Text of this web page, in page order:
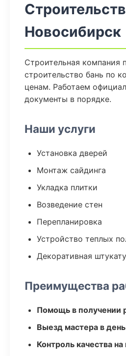
Новосибирск
Строительная компания
строительство бань по
ценам. Работаем
документы в порядке.
Наши услуги
Установка дверей
Монтаж сайдинга
Укладка плитки
Возведение стен
Перепланировка
Устройство теплых
Декоративная
Преимущества
Помощь в получении
Выезд мастера в
Контроль качества